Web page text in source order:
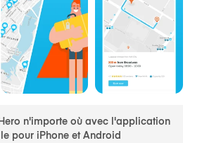
n'importe où avec l'application
pour iPhone et Android